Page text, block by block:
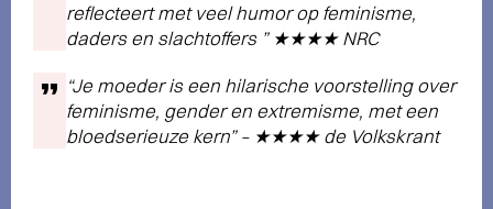
reflecteert met veel humor op feminisme,
daders en slachtoffers ” ★★★★ NRC
“Je moeder is een hilarische voorstelling over
feminisme, gender en extremisme, met een
bloedserieuze kern” – ★★★★ de Volkskrant